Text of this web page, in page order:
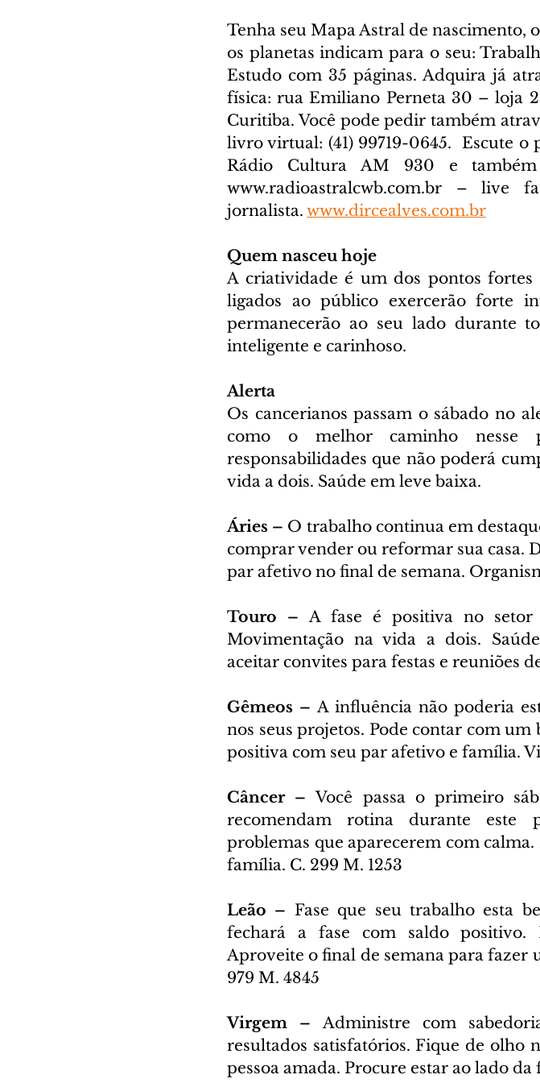
Tenha seu Mapa Astral de nascimento,
os planetas indicam para o seu:
Estudo com 35 páginas. Adquira já
física: rua Emiliano Perneta 30 – loja
Curitiba. Você pode pedir também
livro virtual: (41) 99719-0645.
Escute o
www.radioastralcwb.com.br – live
jornalista. www.dircealves.com.br
Quem nasceu hoje
A criatividade é um dos pontos fortes
ligados ao público exercerão forte
permanecerão ao seu lado durante
inteligente e carinhoso.
Alerta
Os cancerianos passam o sábado no
como o melhor caminho nesse
responsabilidades que não poderá
vida a dois. Saúde em leve baixa.
Áries – O trabalho continua em
comprar vender ou reformar sua casa.
par afetivo no final de semana.
Touro – A fase é positiva no setor
Movimentação na vida a dois.
aceitar convites para festas e reuniões
Gêmeos – A influência não poderia
nos seus projetos. Pode contar com
positiva com seu par afetivo e família.
Câncer – Você passa o primeiro
recomendam rotina durante este
problemas que aparecerem com
família. C. 299 M. 1253
Leão – Fase que seu trabalho esta
fechará a fase com saldo positivo.
Aproveite o final de semana para fazer
979 M. 4845
Virgem – Administre com
resultados satisfatórios. Fique de olho
pessoa amada. Procure estar ao lado da